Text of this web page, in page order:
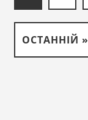
ОСТАННІЙ »